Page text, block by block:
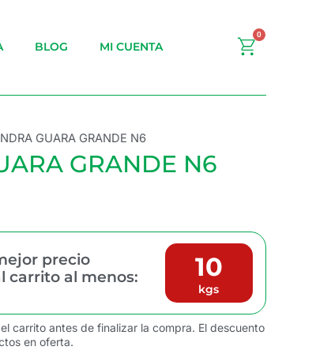
BLOG MI CUENTA
0
Carrito
GUARA GRANDE N6
GRANDE N6
precio
carrito al menos:
10
kgs
carrito antes de finalizar la compra. El descuento
en oferta.